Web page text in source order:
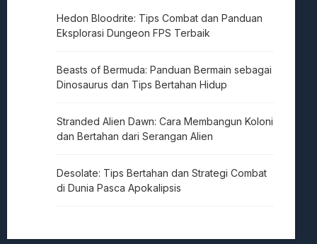
Hedon Bloodrite: Tips Combat dan Panduan
Eksplorasi Dungeon FPS Terbaik
Beasts of Bermuda: Panduan Bermain sebagai
Dinosaurus dan Tips Bertahan Hidup
Stranded Alien Dawn: Cara Membangun Koloni
dan Bertahan dari Serangan Alien
Desolate: Tips Bertahan dan Strategi Combat
di Dunia Pasca Apokalipsis